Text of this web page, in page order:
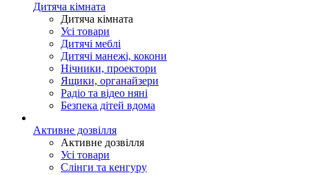
Дитяча кімната
Дитяча кімната
Усі товари
Дитячі меблі
Дитячі манежі, кокони
Нічники, проектори
Ящики, органайзери
Радіо та відео няні
Безпека дітей вдома
Активне дозвілля
Активне дозвілля
Усі товари
Слінги та кенгуру